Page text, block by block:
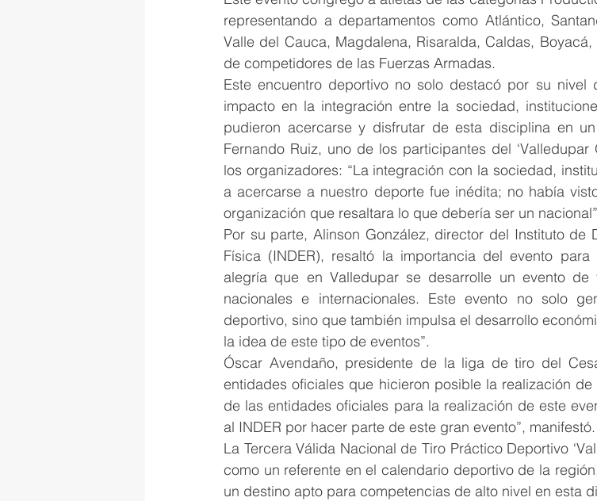
representando a departamentos como Atlántico,
Valle del Cauca, Magdalena, Risaralda, Caldas,
de competidores de las Fuerzas Armadas.
Este encuentro deportivo no solo destacó por su nivel
impacto en la integración entre la sociedad,
pudieron acercarse y disfrutar de esta disciplina en
Fernando Ruiz, uno de los participantes del
los organizadores: “La integración con la sociedad,
a acercarse a nuestro deporte fue inédita; no había
organización que resaltara lo que debería ser un
Por su parte, Alinson González, director del Instituto de
Física (INDER), resaltó la importancia del evento
alegría que en Valledupar se desarrolle un evento
nacionales e internacionales. Este evento no solo
deportivo, sino que también impulsa el desarrollo
la idea de este tipo de eventos”.
Óscar Avendaño, presidente de la liga de tiro del
entidades oficiales que hicieron posible la realización
de las entidades oficiales para la realización de este
al INDER por hacer parte de este gran evento”, manifestó.
La Tercera Válida Nacional de Tiro Práctico Deportivo
como un referente en el calendario deportivo de la
un destino apto para competencias de alto nivel en esta